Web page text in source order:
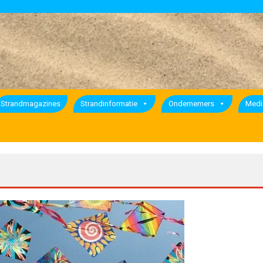
Strandmagazines Strandinformatie Ondernemers